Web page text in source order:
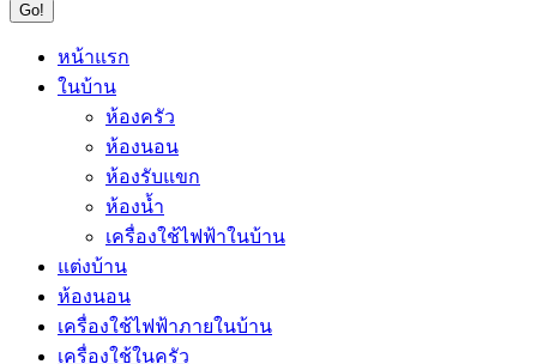
หน้าแรก
ในบ้าน
ห้องครัว
ห้องนอน
ห้องรับแขก
ห้องน้ำ
เครื่องใช้ไฟฟ้าในบ้าน
แต่งบ้าน
ห้องนอน
เครื่องใช้ไฟฟ้าภายในบ้าน
เครื่องใช้ในครัว